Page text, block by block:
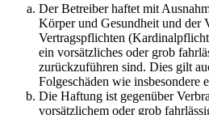
Der Betreiber haftet mit
Körper und Gesundheit und der
Vertragspflichten
ein vorsätzliches oder grob
zurückzuführen sind. Dies gilt
Folgeschäden wie insbesondere
Die Haftung ist gegenüber
vorsätzlichem oder grob